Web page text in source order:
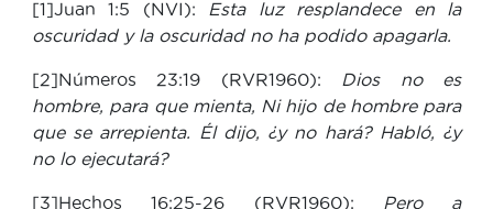
[1]Juan 1:5 (NVI): Esta luz resplandece en la
oscuridad y la oscuridad no ha podido apagarla.
[2]Números 23:19 (RVR1960): Dios no es
hombre, para que mienta, Ni hijo de hombre para
que se arrepienta. Él dijo, ¿y no hará? Habló, ¿y
no lo ejecutará?
[3]Hechos 16:25-26 (RVR1960):
Pero a